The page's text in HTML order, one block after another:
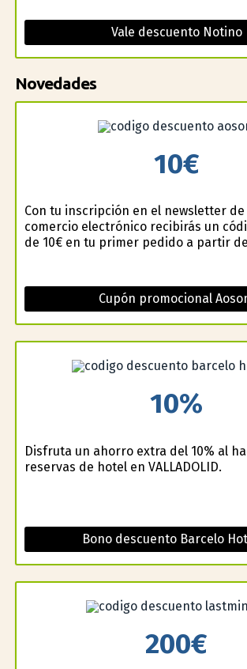
Vale descuento Notino
Novedades
10€
Con tu inscripción en el newsletter de
comercio electrónico recibirás un
de 10€ en tu primer pedido a partir
Cupón promocional
10%
Disfruta un ahorro extra del 10% al
reservas de hotel en VALLADOLID.
Bono descuento Barcelo
200€